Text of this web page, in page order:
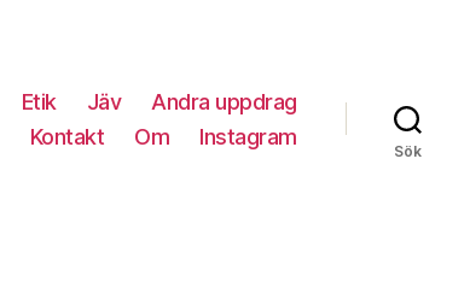
Etik Jäv
Andra uppdrag
Kontakt Om Instagram
Sök